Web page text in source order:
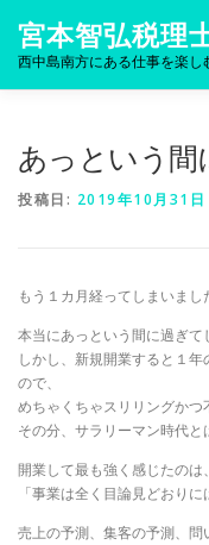
宮本智弘税理
西中島南方にある仕事を楽
あっという間
投稿日: 2019年10月31日
もう１カ月経ってしまいまし
本当にあっという間に過ぎて
しかし、新規開業すると１
ので、
めちゃくちゃスリリングか
その分、サラリーマン時代と
開業して最も強く感じたのは、
「事業は全く目論見どおり
売上の予測、集客の予測、